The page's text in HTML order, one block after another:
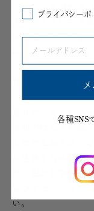
・メール送信元
メールアドレスを
※正しいメール
kaban.com」とな
以上、該当する内
■万が一被害にあ
あわれた場合は、
居住地を管轄して
バー犯罪相談窓口
い。
プライバシーポ
各種SNS